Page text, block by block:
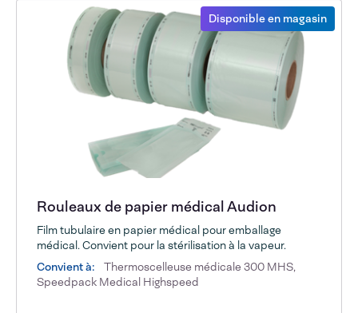
Disponible en magasin
Rouleaux de papier médical Audion
Film tubulaire en papier médical pour emballage
médical. Convient pour la stérilisation à la vapeur.
Convient à:
Thermoscelleuse médicale 300 MHS,
Speedpack Medical Highspeed